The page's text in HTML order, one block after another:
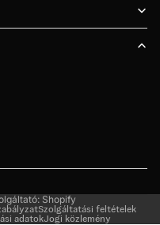
Shopify
Szolgáltatási feltételek
adatokJogi közlemény